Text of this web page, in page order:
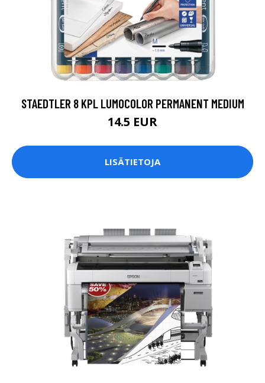
STAEDTLER 8 KPL LUMOCOLOR PERMANENT MEDIUM
14.5 EUR
LISÄTIETOJA